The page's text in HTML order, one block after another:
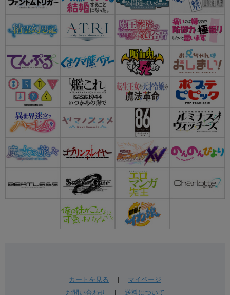
カートを見る
マイページ
お問い合わせ| 送料について